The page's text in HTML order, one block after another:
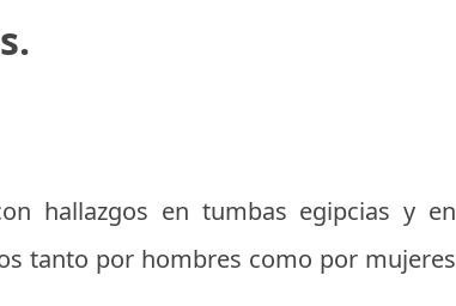
hallazgos en tumbas egipcias y en
tanto por hombres como por mujeres